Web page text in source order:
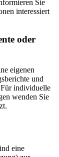
Sie⁤
⁤interessiert
oder
eigenen
und
Für individuelle
wenden Sie
eine